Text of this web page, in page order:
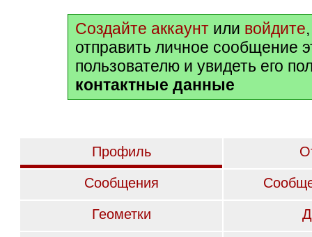
Создайте аккаунт или войдите
отправить личное сообщение
пользователю и увидеть его
контактные данные
Профиль
Сообщения
Геометки